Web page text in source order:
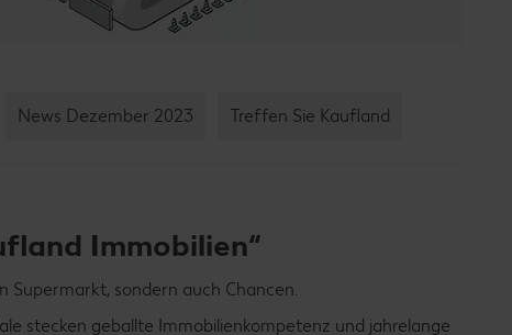
News Dezember 2023 Treffen Sie Kaufland
Immobilien“
sondern auch Chancen.
stecken geballte Immobilienkompetenz und jahrelange